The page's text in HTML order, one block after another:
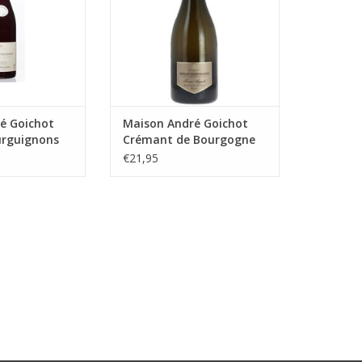
aroma's van
afdronk. Een
Noir
Goichot
alleen de eerste persing.
Hetgeen een complexe en rijke
bubbel oplevert. De wijn rijpt 18
maanden op de lie.
TOEVOEGEN AAN WINKELWAGEN
Maison André Goichot
Crémant de Bourgogne
€21,95